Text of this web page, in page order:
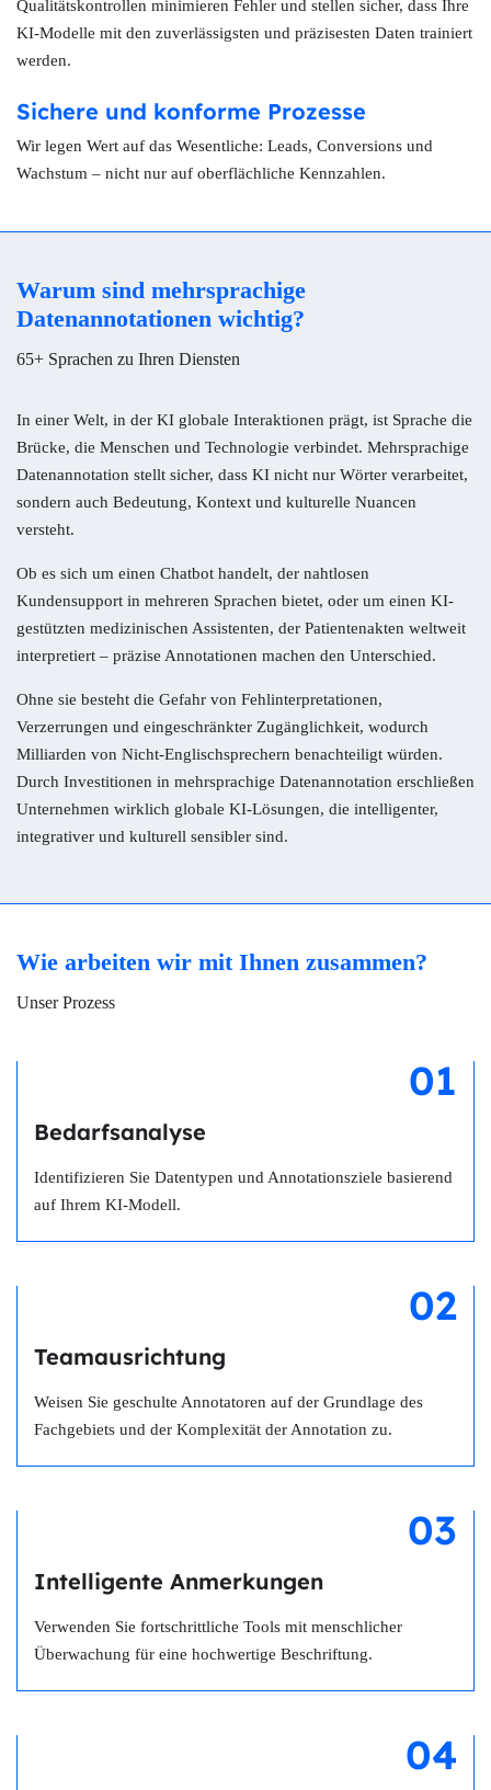
Qualitätskontrollen minimieren Fehler und stellen sicher, dass Ihre
KI-Modelle mit den zuverlässigsten und präzisesten Daten trainiert
werden.
Sichere und konforme Prozesse
Wir legen Wert auf das Wesentliche: Leads, Conversions und
Wachstum – nicht nur auf oberflächliche Kennzahlen.
Warum sind mehrsprachige
Datenannotationen wichtig?
65+ Sprachen zu Ihren Diensten
In einer Welt, in der KI globale Interaktionen prägt, ist Sprache die
Brücke, die Menschen und Technologie verbindet. Mehrsprachige
Datenannotation stellt sicher, dass KI nicht nur Wörter verarbeitet,
sondern auch Bedeutung, Kontext und kulturelle Nuancen
versteht.
Ob es sich um einen Chatbot handelt, der nahtlosen
Kundensupport in mehreren Sprachen bietet, oder um einen KI-
gestützten medizinischen Assistenten, der Patientenakten weltweit
interpretiert – präzise Annotationen machen den Unterschied.
Ohne sie besteht die Gefahr von Fehlinterpretationen,
Verzerrungen und eingeschränkter Zugänglichkeit, wodurch
Milliarden von Nicht-Englischsprechern benachteiligt würden.
Durch Investitionen in mehrsprachige Datenannotation erschließen
Unternehmen wirklich globale KI-Lösungen, die intelligenter,
integrativer und kulturell sensibler sind.
Wie arbeiten wir mit Ihnen zusammen?
Unser Prozess
01
Bedarfsanalyse
Identifizieren Sie Datentypen und Annotationsziele basierend
auf Ihrem KI-Modell.
02
Teamausrichtung
Weisen Sie geschulte Annotatoren auf der Grundlage des
Fachgebiets und der Komplexität der Annotation zu.
03
Intelligente Anmerkungen
Verwenden Sie fortschrittliche Tools mit menschlicher
Überwachung für eine hochwertige Beschriftung.
04